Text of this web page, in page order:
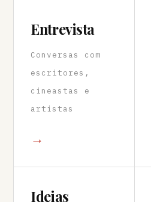
Entrevista
Conversas com
escritores,
cineastas e
artistas
→
Ideias